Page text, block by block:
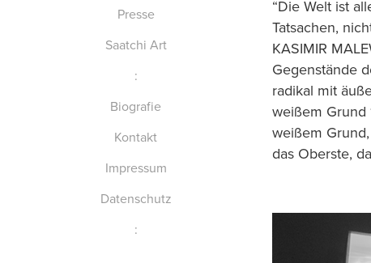
Presse
Saatchi Art
:
Biografie
Kontakt
Impressum
Datenschutz
:
“Die Welt ist
Tatsachen,
KASIMIR
Gegenstände
radikal mit
weißem Grund
weißem
das Oberste,